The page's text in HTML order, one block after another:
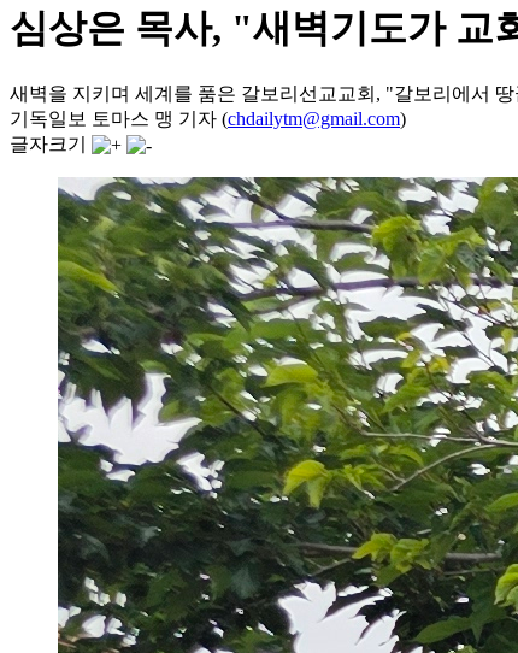
심상은 목사, "새벽기도가 교
새벽을 지키며 세계를 품은 갈보리선교교회, "갈보리에서
기독일보 토마스 맹 기자 (chdailytm@gmail.com)
글자크기